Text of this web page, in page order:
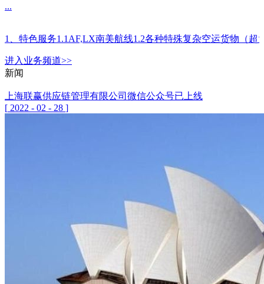
...
1、特色服务1.1AF,LX南美航线1.2各种特殊复杂空运货物（
进入 业务频道>>
新闻
上海联赢供应链管理有限公司微信公众号已上线
[ 2022 - 02 - 28 ]